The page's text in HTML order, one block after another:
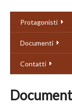
Protagonisti
Documenti
Contatti